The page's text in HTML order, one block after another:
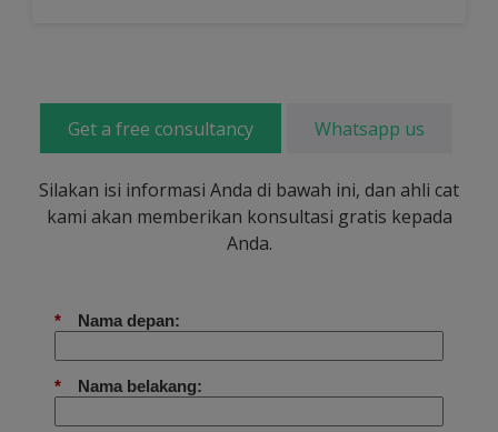
Get a free consultancy Whatsapp us
Silakan isi informasi Anda di bawah ini, dan ahli cat
kami akan memberikan konsultasi gratis kepada
Anda.